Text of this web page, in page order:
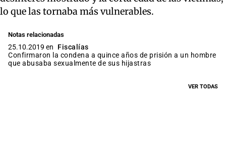
lo que las tornaba más vulnerables.
Notas relacionadas
25.10.2019 en
Fiscalías
Confirmaron la condena a quince años de prisión a un hombre
que abusaba sexualmente de sus hijastras
VER TODAS